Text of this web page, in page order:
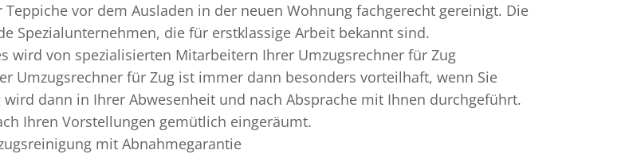
vor dem Ausladen in der neuen Wohnung fachgerecht gereinigt. Die
Spezialunternehmen, die für erstklassige Arbeit bekannt sind.
wird von spezialisierten Mitarbeitern Ihrer Umzugsrechner für Zug
Umzugsrechner für Zug ist immer dann besonders vorteilhaft, wenn Sie
dann in Ihrer Abwesenheit und nach Absprache mit Ihnen durchgeführt.
Ihren Vorstellungen gemütlich eingeräumt.
mit Abnahmegarantie